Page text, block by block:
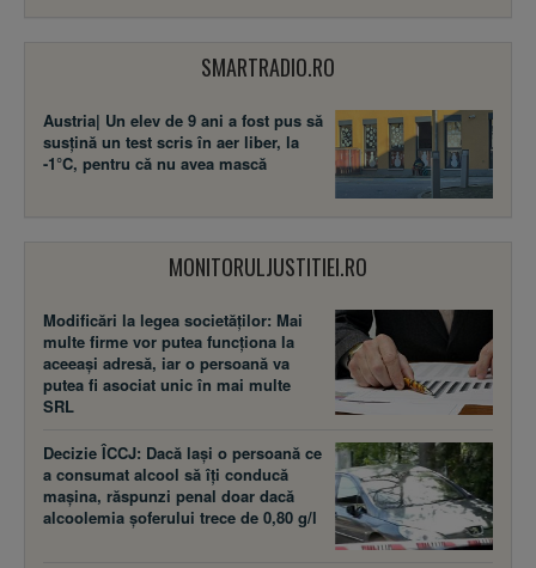
SMARTRADIO.RO
Austria| Un elev de 9 ani a fost pus să
susţină un test scris în aer liber, la
-1°C, pentru că nu avea mască
MONITORULJUSTITIEI.RO
Modificări la legea societăţilor: Mai
multe firme vor putea funcţiona la
aceeaşi adresă, iar o persoană va
putea fi asociat unic în mai multe
SRL
Decizie ÎCCJ: Dacă laşi o persoană ce
a consumat alcool să îţi conducă
maşina, răspunzi penal doar dacă
alcoolemia şoferului trece de 0,80 g/l